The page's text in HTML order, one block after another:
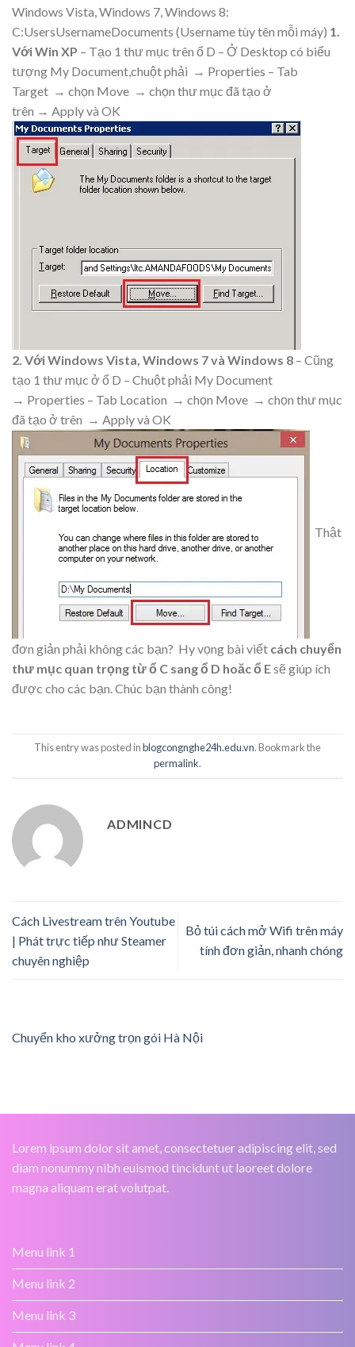
Windows Vista, Windows 7, Windows 8:
C:UsersUsernameDocuments (Username tùy tên mỗi máy) 1.
Với Win XP – Tạo 1 thư mục trên ổ D – Ở Desktop có biểu
tượng My Document,chuột phải → Properties – Tab
Target → chọn Move → chọn thư mục đã tạo ở
trên → Apply và OK
2. Với Windows Vista, Windows 7 và Windows 8 – Cũng
tạo 1 thư mục ở ổ D – Chuột phải My Document
→ Properties – Tab Location → chọn Move → chọn thư mục
đã tạo ở trên → Apply và OK
Thật
đơn giản phải không các bạn? Hy vọng bài viết cách chuyển
thư mục quan trọng từ ổ C sang ổ D hoăc ổ Esẽ giúp ích
được cho các bạn. Chúc bạn thành công!
This entry was posted inblogcongnghe24h.edu.vn. Bookmark the
permalink.
ADMINCD
Cách Livestream trên Youtube
| Phát trực tiếp như Steamer
chuyên nghiệp
Bỏ túi cách mở Wifi trên máy
tính đơn giản, nhanh chóng
Chuyển kho xưởng trọn gói Hà Nội
Lorem ipsum dolor sit amet, consectetuer adipiscing elit, sed
diam nonummy nibh euismod tincidunt ut laoreet dolore
magna aliquam erat volutpat.
Menu link 1
Menu link 2
Menu link 3